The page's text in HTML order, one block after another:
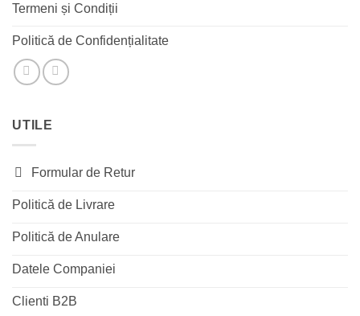
Termeni și Condiții
Politică de Confidențialitate
UTILE
Formular de Retur
Politică de Livrare
Politică de Anulare
Datele Companiei
Clienti B2B